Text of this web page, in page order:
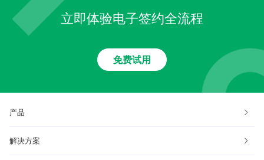
立即体验电子签约全流程
免费试用
产品
解决方案